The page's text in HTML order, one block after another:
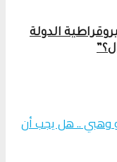
الدولة